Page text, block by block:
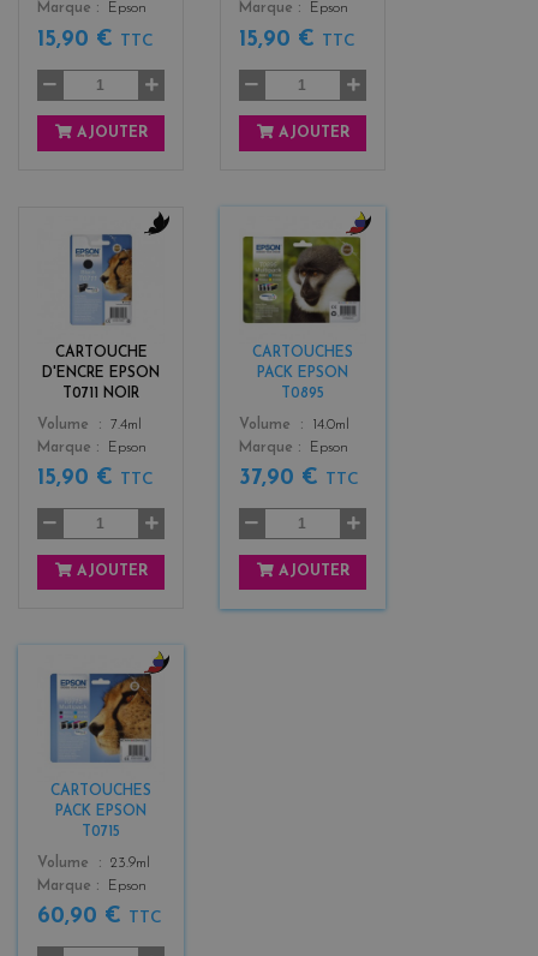
Marque
Epson
15,90 € TTC
AJOUTER
Marque
Epson
15,90 € TTC
AJOUTER
CARTOUCHE
D'ENCRE EPSON
T0711 NOIR
Color
k
Volume
7.4ml
Marque
Epson
15,90 € TTC
AJOUTER
CARTOUCHES
PACK EPSON
T0895
Color
b
l
a
c
k
+
Volume
14.0ml
Marque
Epson
37,90 € TTC
AJOUTER
CARTOUCHES
PACK EPSON
T0715
Color
b
l
a
c
k
+
Volume
23.9ml
Marque
Epson
60,90 € TTC